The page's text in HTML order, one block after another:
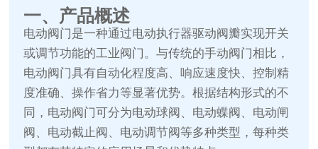
一、产品概述
电动阀门是一种通过电动执行器驱动阀瓣实现开关
或调节功能的工业阀门。与传统的手动阀门相比，
电动阀门具有自动化程度高、响应速度快、控制精
度准确、操作省力等显著优势。根据结构形式的不
同，电动阀门可分为电动球阀、电动蝶阀、电动闸
阀、电动截止阀、电动调节阀等多种类型，每种类